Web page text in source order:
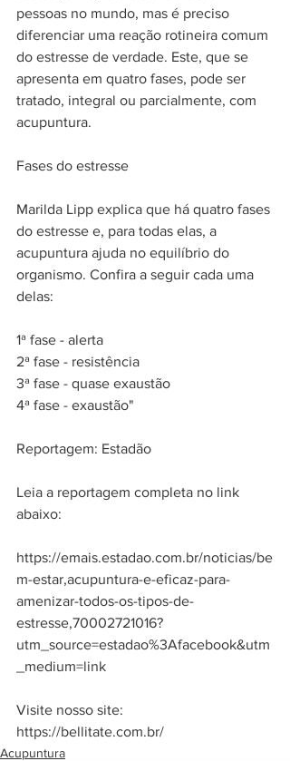
pessoas no mundo, mas é preciso
diferenciar uma reação rotineira comum
do estresse de verdade. Este, que se
apresenta em quatro fases, pode ser
tratado, integral ou parcialmente, com
acupuntura.
Fases do estresse
Marilda Lipp explica que há quatro fases
do estresse e, para todas elas, a
acupuntura ajuda no equilíbrio do
organismo. Confira a seguir cada uma
delas:
1ª fase - alerta
2ª fase - resistência
3ª fase - quase exaustão
4ª fase - exaustão"
Reportagem: Estadão
Leia a reportagem completa no link
abaixo:
https://emais.estadao.com.br/noticias/be
m-estar,acupuntura-e-eficaz-para-
amenizar-todos-os-tipos-de-
estresse,70002721016?
utm_source=estadao%3Afacebook&utm
_medium=link
Visite nosso site:
https://bellitate.com.br/
Acupuntura